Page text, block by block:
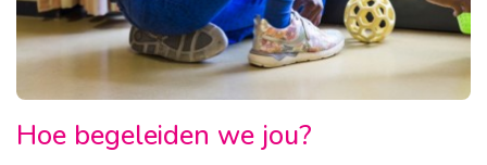
Hoe begeleiden we jou?